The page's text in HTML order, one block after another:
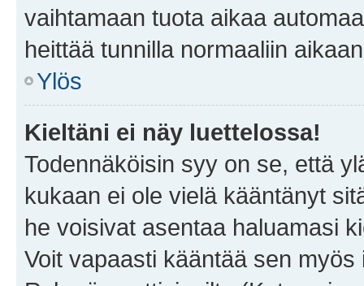
vaihtamaan tuota aikaa
heittää tunnilla normaaliin
Ylös
Kieltäni ei näy luettelossa!
Todennäköisin syy on se, että
kukaan ei ole vielä kääntänyt
he voisivat asentaa haluamasi
Voit vapaasti kääntää sen